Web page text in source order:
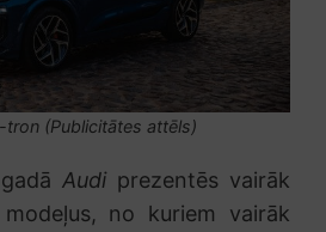
tron (Publicitātes attēls)
Audiprezentēs vairāk
no kuriem vairāk